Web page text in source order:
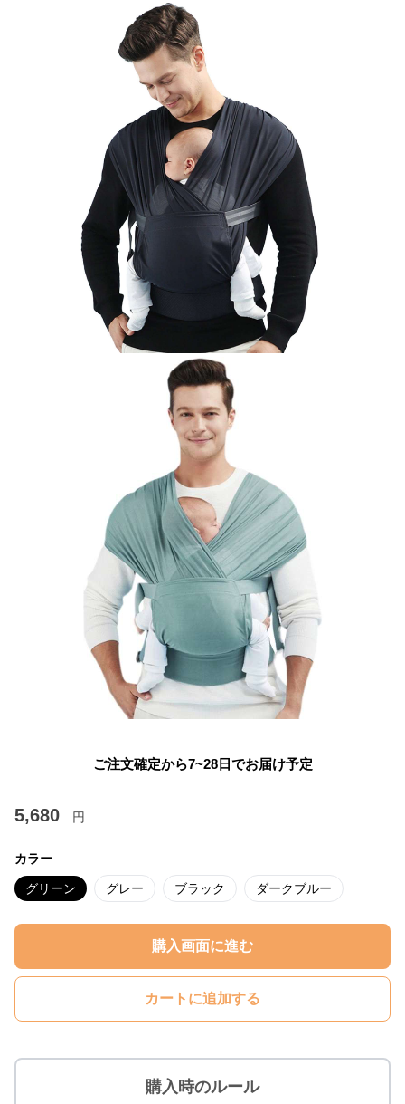
ご注文確定から7~28日でお届け予定
5,680 円
カラー
グリーン グレー ブラック ダークブルー
購入画面に進む
カートに追加する
購入時のルール